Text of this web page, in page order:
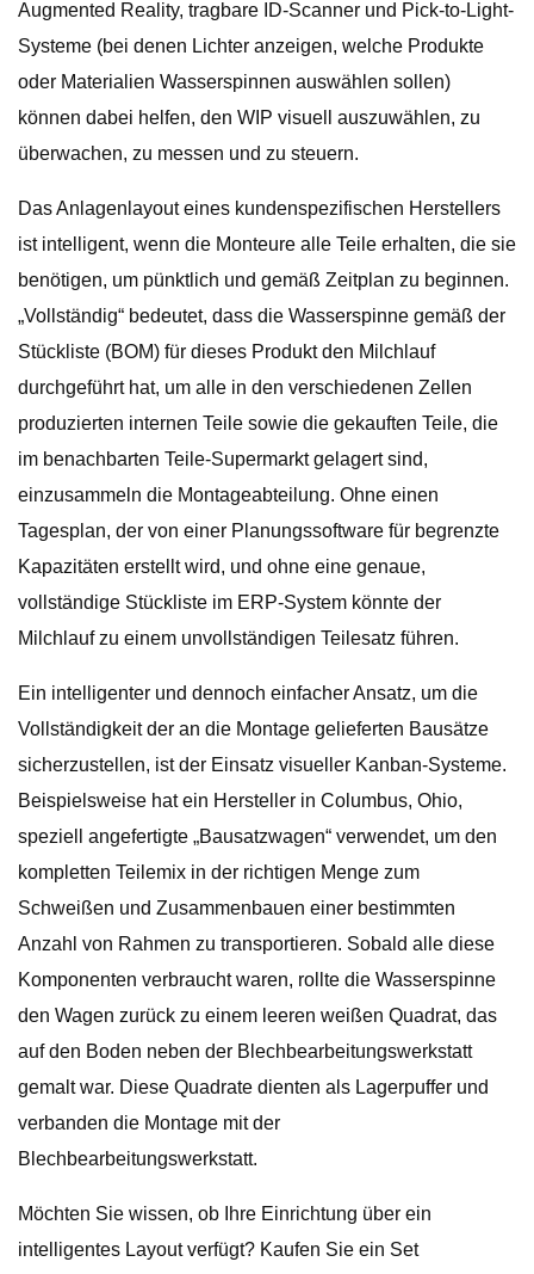
Augmented Reality, tragbare ID-Scanner und Pick-to-Light-
Systeme (bei denen Lichter anzeigen, welche Produkte
oder Materialien Wasserspinnen auswählen sollen)
können dabei helfen, den WIP visuell auszuwählen, zu
überwachen, zu messen und zu steuern.
Das Anlagenlayout eines kundenspezifischen Herstellers
ist intelligent, wenn die Monteure alle Teile erhalten, die sie
benötigen, um pünktlich und gemäß Zeitplan zu beginnen.
„Vollständig“ bedeutet, dass die Wasserspinne gemäß der
Stückliste (BOM) für dieses Produkt den Milchlauf
durchgeführt hat, um alle in den verschiedenen Zellen
produzierten internen Teile sowie die gekauften Teile, die
im benachbarten Teile-Supermarkt gelagert sind,
einzusammeln die Montageabteilung. Ohne einen
Tagesplan, der von einer Planungssoftware für begrenzte
Kapazitäten erstellt wird, und ohne eine genaue,
vollständige Stückliste im ERP-System könnte der
Milchlauf zu einem unvollständigen Teilesatz führen.
Ein intelligenter und dennoch einfacher Ansatz, um die
Vollständigkeit der an die Montage gelieferten Bausätze
sicherzustellen, ist der Einsatz visueller Kanban-Systeme.
Beispielsweise hat ein Hersteller in Columbus, Ohio,
speziell angefertigte „Bausatzwagen“ verwendet, um den
kompletten Teilemix in der richtigen Menge zum
Schweißen und Zusammenbauen einer bestimmten
Anzahl von Rahmen zu transportieren. Sobald alle diese
Komponenten verbraucht waren, rollte die Wasserspinne
den Wagen zurück zu einem leeren weißen Quadrat, das
auf den Boden neben der Blechbearbeitungswerkstatt
gemalt war. Diese Quadrate dienten als Lagerpuffer und
verbanden die Montage mit der
Blechbearbeitungswerkstatt.
Möchten Sie wissen, ob Ihre Einrichtung über ein
intelligentes Layout verfügt? Kaufen Sie ein Set